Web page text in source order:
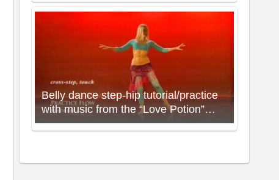
Belly dance step-hip tutorial/practice
with music from the “Love Potion”
Workout with Neon